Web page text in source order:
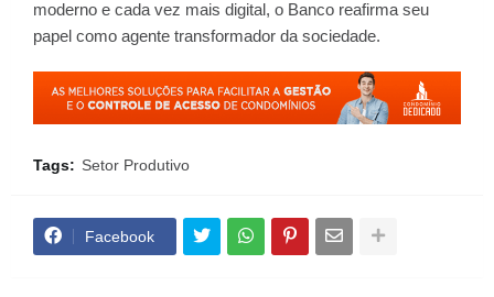
moderno e cada vez mais digital, o Banco reafirma seu
papel como agente transformador da sociedade.
Tags: Setor Produtivo
Facebook